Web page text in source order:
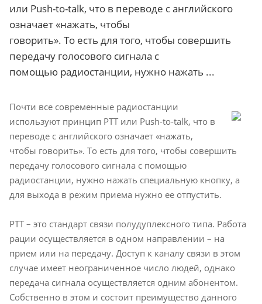
или Push-to-talk, что в переводе с английского
означает «нажать, чтобы
говорить». То есть для того, чтобы совершить
передачу голосового сигнала с
помощью радиостанции, нужно нажать ...
Почти все современные радиостанции
используют принцип PTT или Push-to-talk, что в
переводе с английского означает «нажать,
чтобы говорить». То есть для того, чтобы совершить
передачу голосового сигнала с помощью
радиостанции, нужно нажать специальную кнопку, а
для выхода в режим приема нужно ее отпустить.
PTT – это стандарт связи полудуплексного типа. Работа
рации осуществляется в одном направлении – на
прием или на передачу. Доступ к каналу связи в этом
случае имеет неограниченное число людей, однако
передача сигнала осуществляется одним абонентом.
Собственно в этом и состоит преимущество данного